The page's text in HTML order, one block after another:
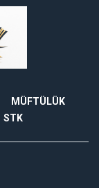
MÜFTÜLÜK
STK